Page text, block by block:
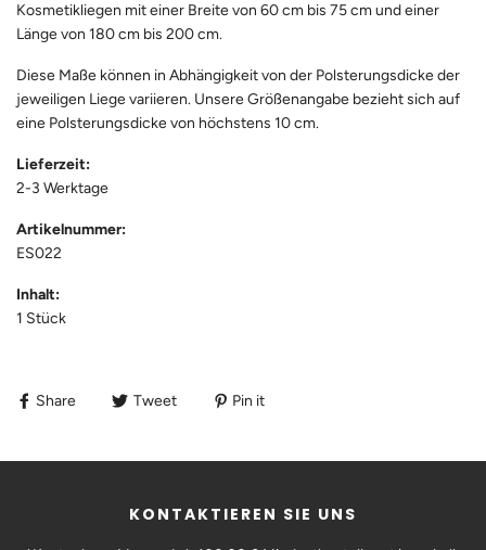
Kosmetikliegen mit einer Breite von 60 cm bis 75 cm und einer
Länge von 180 cm bis 200 cm.
Diese Maße können in Abhängigkeit von der Polsterungsdicke der
jeweiligen Liege variieren. Unsere Größenangabe bezieht sich auf
eine Polsterungsdicke von höchstens 10 cm.
Lieferzeit:
2-3 Werktage
Artikelnummer:
ES022
Inhalt:
1 Stück
Share Tweet Pin it
KONTAKTIEREN SIE UNS